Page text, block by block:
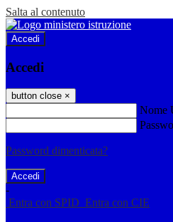
Salta al contenuto
Accedi
Accedi
button close ×
Nome
Password dimenticata?
-
Entra con SPID Entra con CIE